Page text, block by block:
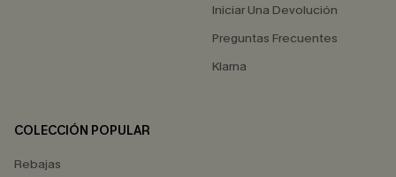
Iniciar Una Devolución
Preguntas Frecuentes
Klarna
COLECCIÓN POPULAR
Rebajas